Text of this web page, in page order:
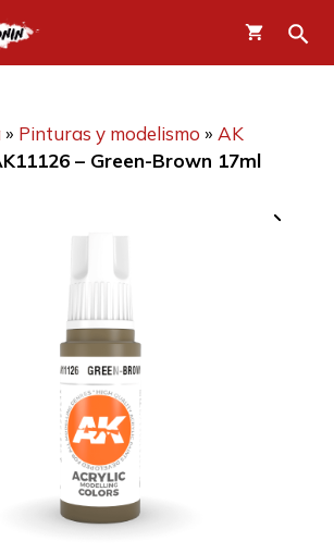
» Pinturas y modelismo » AK
– Green-Brown 17ml